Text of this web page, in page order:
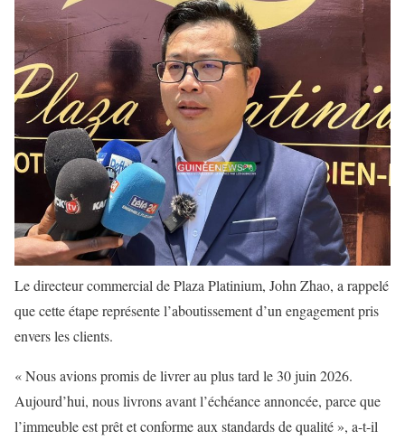
Le directeur commercial de Plaza Platinium, John Zhao, a rappelé
que cette étape représente l’aboutissement d’un engagement pris
envers les clients.
« Nous avions promis de livrer au plus tard le 30 juin 2026.
Aujourd’hui, nous livrons avant l’échéance annoncée, parce que
l’immeuble est prêt et conforme aux standards de qualité », a-t-il